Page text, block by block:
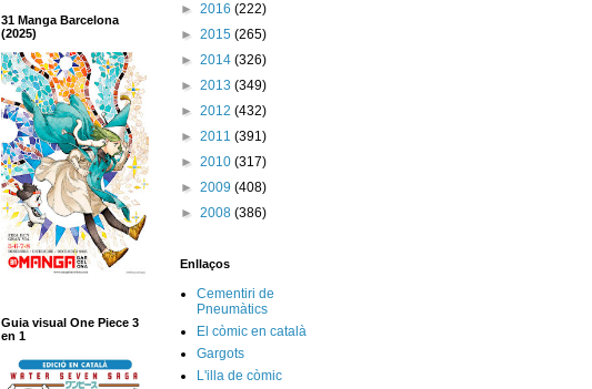
31 Manga Barcelona
(2025)
Guia visual One Piece 3
en 1
► 2016 (222)
► 2015 (265)
► 2014 (326)
► 2013 (349)
► 2012 (432)
► 2011 (391)
► 2010 (317)
► 2009 (408)
► 2008 (386)
Enllaços
Cementiri de
Pneumàtics
El còmic en català
Gargots
L'illa de còmic